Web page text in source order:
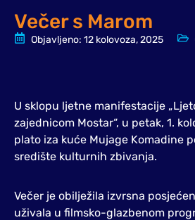
Večer s Marom
Objavljeno: 12 kolovoza, 2025
U sklopu ljetne manifestacije
zajednicom Mostar“, u petak, 1.
plato iza kuće Mujage Komadine
središte kulturnih zbivanja.
Večer je obilježila izvrsna
uživala u filmsko-glazbenom